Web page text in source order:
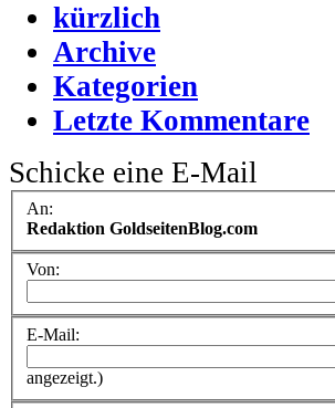
kürzlich
Archive
Kategorien
Letzte Kommentare
Schicke eine E-Mail
An:
Redaktion GoldseitenBlog.com
Von:
E-Mail:
angezeigt.)